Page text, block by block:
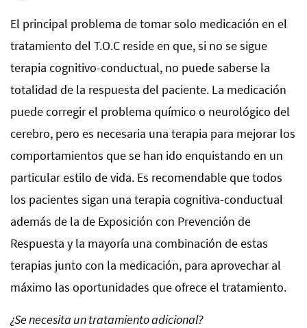
El principal problema de tomar solo medicación en el
tratamiento del T.O.C reside en que, si no se sigue
terapia cognitivo-conductual, no puede saberse la
totalidad de la respuesta del paciente. La medicación
puede corregir el problema químico o neurológico del
cerebro, pero es necesaria una terapia para mejorar los
comportamientos que se han ido enquistando en un
particular estilo de vida. Es recomendable que todos
los pacientes sigan una terapia cognitiva-conductual
además de la de Exposición con Prevención de
Respuesta y la mayoría una combinación de estas
terapias junto con la medicación, para aprovechar al
máximo las oportunidades que ofrece el tratamiento.
¿Se necesita un tratamiento adicional?